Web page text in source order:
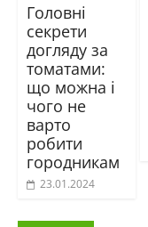
Головні
секрети
догляду за
томатами:
що можна і
чого не
варто
робити
городникам
23.01.2024